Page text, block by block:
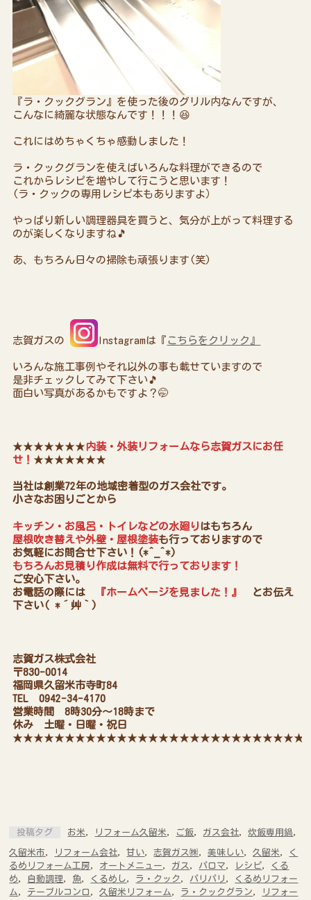
『ラ・クックグラン』を使った後のグリル内なんですが、
こんなに綺麗な状態なんです！！！😆
これにはめちゃくちゃ感動しました！
ラ・クックグランを使えばいろんな料理ができるので
これからレシピを増やして行こうと思います！
(ラ・クックの専用レシピ本もありますよ）
やっぱり新しい調理器具を買うと、気分が上がって料理する
のが楽しくなりますね🎵
あ、もちろん日々の掃除も頑張ります(笑)
志賀ガスの Instagramは『 こちらをクリック』
いろんな施工事例やそれ以外の事も載せていますので
是非チェックしてみて下さい🎵
面白い写真があるかもですよ？🤭
★★★★★★★内装・外装リフォームなら志賀ガスにお任
せ！ ★★★★★★★
当社は創業72年の地域密着型のガス会社です。
小さなお困りごとから
キッチン・お風呂・トイレなどの水廻り はもちろん
屋根吹き替えや外壁・屋根塗装も行っておりますので
お気軽にお問合せ下さい！(*^_^*)
もちろんお見積り作成は無料で行っております！
ご安心下さい。
お電話の際には
『ホームページを見ました！』
とお伝え
下さい( *´艸｀)
志賀ガス株式会社
〒830-0014
福岡県久留米市寺町84
TEL 0942-34-4170
営業時間 8時30分～18時まで
休み 土曜・日曜・祝日
投稿タグ お米, リフォーム久留米, ご飯, ガス会社,炊飯専用鍋,
久留米市, リフォーム会社,甘い,志賀ガス㈱ ,美味しい,久留米,
く
るめリフォーム工房, オートメニュー, ガス , パロマ, レシピ,
くる
め, 自動調理, 魚, くるめし, ラ・クック , パリパリ ,
くるめリフォー
ム, テーブルコンロ ,久留米リフォーム, ラ・クックグラン,
リフォー